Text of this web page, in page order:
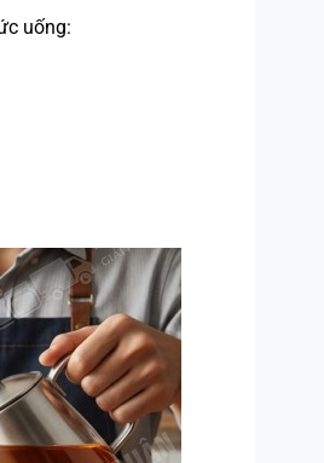
uống: